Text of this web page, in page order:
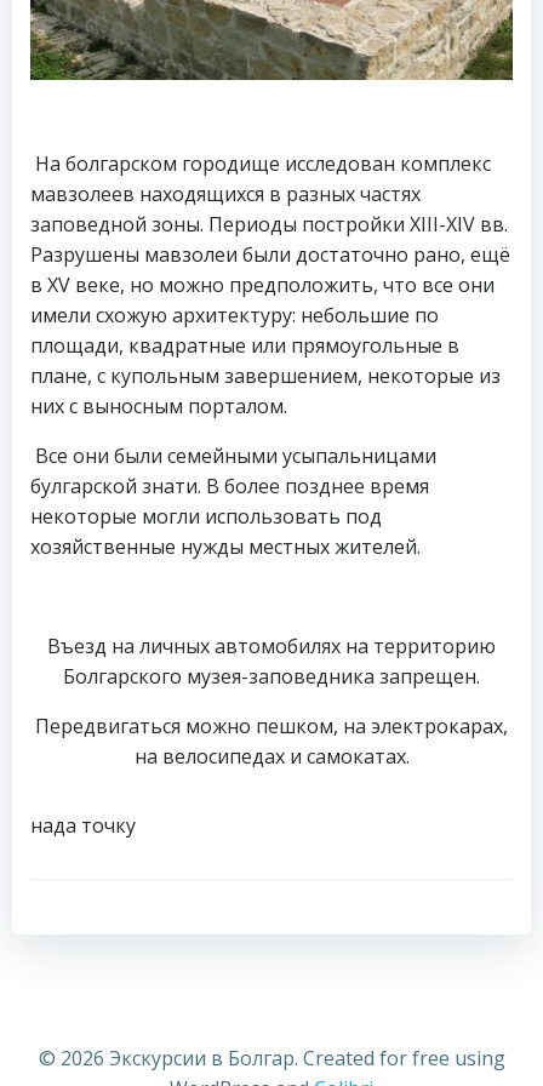
На болгарском городище исследован комплекс
мавзолеев находящихся в разных частях
заповедной зоны. Периоды постройки XIII-XIV вв.
Разрушены мавзолеи были достаточно рано, ещё
в XV веке, но можно предположить, что все они
имели схожую архитектуру: небольшие по
площади, квадратные или прямоугольные в
плане, с купольным завершением, некоторые из
них с выносным порталом.
Все они были семейными усыпальницами
булгарской знати. В более позднее время
некоторые могли использовать под
хозяйственные нужды местных жителей.
Въезд на личных автомобилях на территорию
Болгарского музея-заповедника запрещен.
Передвигаться можно пешком, на электрокарах,
на велосипедах и самокатах.
нада точку
Навигация
записям
Навигация
записям
© 2026 Экскурсии в Болгар. Created for free using